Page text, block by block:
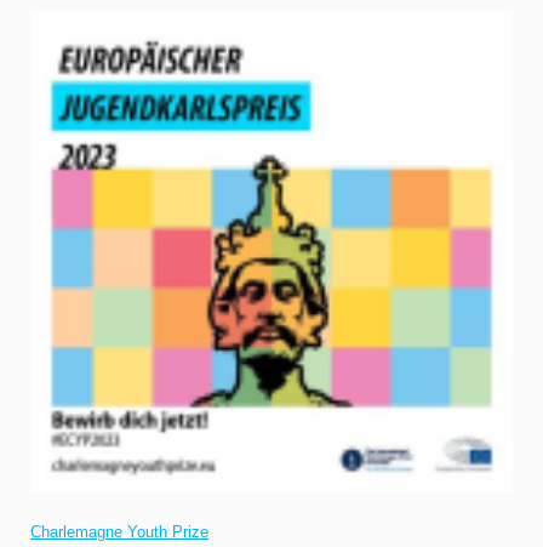
Charlemagne Youth Prize